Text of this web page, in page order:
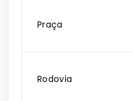
Praça
Rodovia